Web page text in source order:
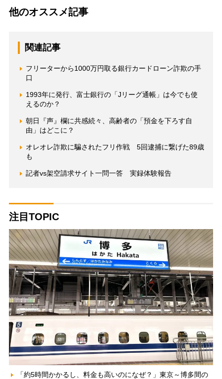
他のオススメ記事
関連記事
フリーターから1000万円取る銀行カードローン詐欺の手
口
1993年に発行、富士銀行の「Jリーグ通帳」は今でも使
えるのか？
朝日『声』欄に共感続々、高齢者の「預金を下ろす自
由」はどこに？
オレオレ詐欺に騙されたフリ作戦 5回逮捕に繋げた89歳
も
記者vs架空請求サイト一問一答 実録体験報告
注目TOPIC
「約5時間かかるし、料金も高いのになぜ？」東京～博多間の